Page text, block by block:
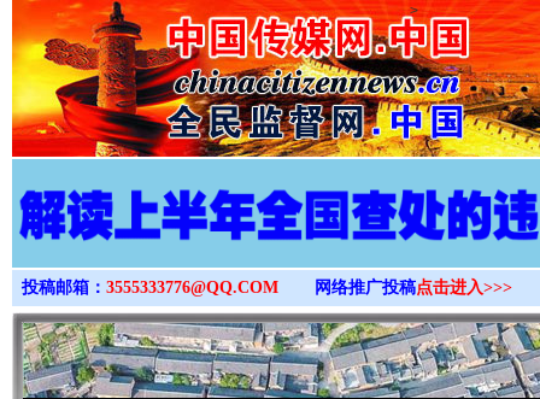
>
投稿邮箱： 3555333776@QQ.COM 网络推广投稿点击进入>>>